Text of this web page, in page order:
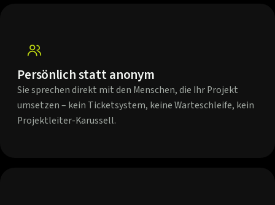
Persönlich statt anonym
Sie sprechen direkt mit den Menschen, die Ihr Projekt
umsetzen – kein Ticketsystem, keine Warteschleife, kein
Projektleiter-Karussell.